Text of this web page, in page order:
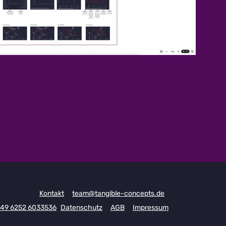
Kontakt
team@tangible-concepts.de
6252 6033536 Datenschutz AGB Impressum